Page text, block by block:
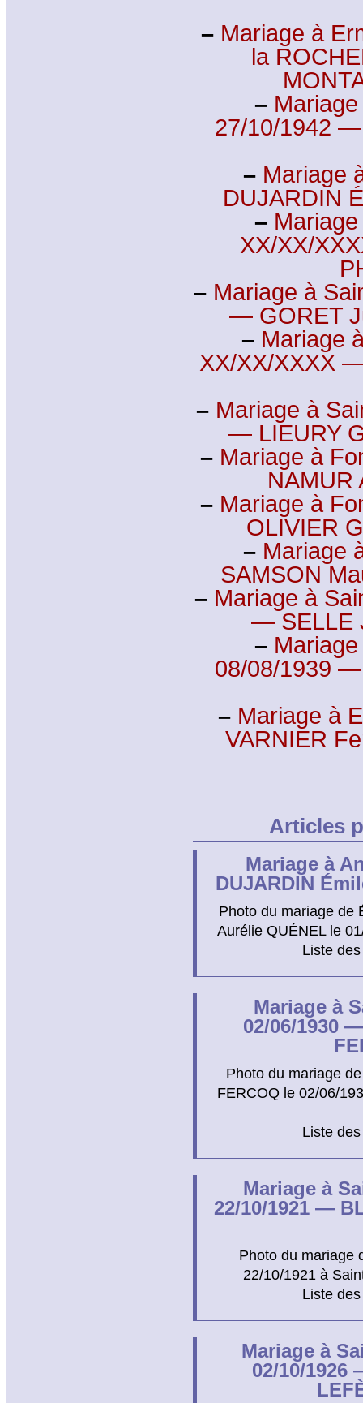
– Mariage à
la
–
27/10/1942 —
– Mariage
DUJARDIN
–
XX/XX/
– Mariage à
— GORET
– Mariage
XX/XX/XXXX
– Mariage à
— LIEURY
– Mariage à
NAMUR
– Mariage à
OLIVIER
– Mariage
SAMSON
– Mariage à
— SELLE
–
08/08/1939 —
– Mariage à
VARNIER
Articles
Mariage à
DUJARDIN
Photo du mariage de
Aurélie QUÉNEL le
Liste
Mariage à
02/06/1930
Photo du mariage
FERCOQ le 02/06/
Liste
Mariage à
22/10/1921 —
Photo du mariage
22/10/1921 à
Liste
Mariage à
02/10/1926